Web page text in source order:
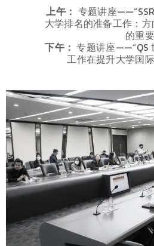
上午： 专题讲座
大学排名的准备工作：
的重要
下午： 专题讲座——“QS
工作在提升大学国